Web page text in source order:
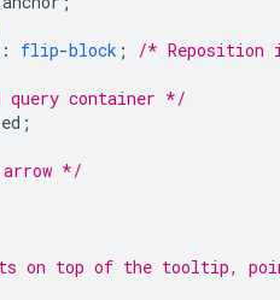
: flip-block ; /*
query container */
;
*/
on top of the tooltip,